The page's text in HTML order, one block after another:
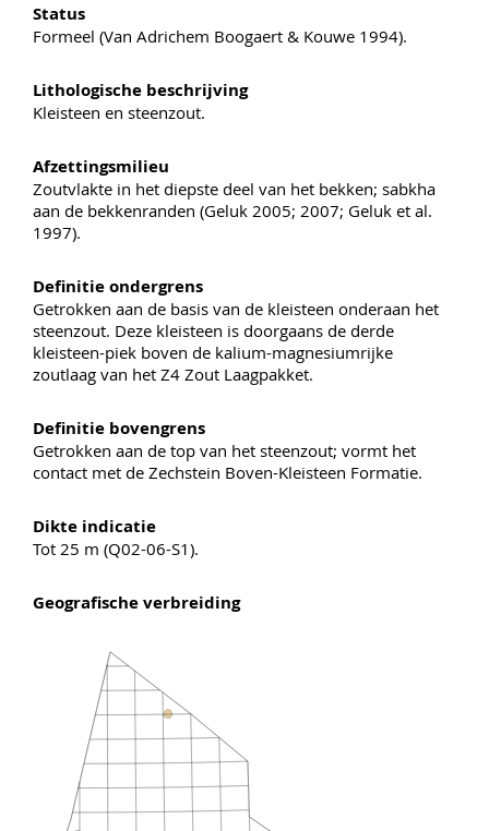
Status
Formeel (Van Adrichem Boogaert & Kouwe 1994).
Lithologische beschrijving
Kleisteen en steenzout.
Afzettingsmilieu
Zoutvlakte in het diepste deel van het bekken; sabkha
aan de bekkenranden (Geluk 2005; 2007; Geluk et al.
1997).
Definitie ondergrens
Getrokken aan de basis van de kleisteen onderaan het
steenzout. Deze kleisteen is doorgaans de derde
kleisteen-piek boven de kalium-magnesiumrijke
zoutlaag van het Z4 Zout Laagpakket.
Definitie bovengrens
Getrokken aan de top van het steenzout; vormt het
contact met de Zechstein Boven-Kleisteen Formatie.
Dikte indicatie
Tot 25 m (Q02-06-S1).
Geografische verbreiding